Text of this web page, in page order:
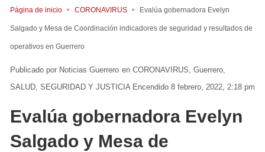
Página de inicio CORONAVIRUS Evalúa gobernadora Evelyn
Salgado y Mesa de Coordinación indicadores de seguridad y resultados de
operativos en Guerrero
Noticias Guerrero en CORONAVIRUS Guerrero
SALUD SEGURIDAD Y JUSTICIA Encendido 8 febrero, 2022, 2:18 pm
Evalúa gobernadora Evelyn
Salgado y Mesa de